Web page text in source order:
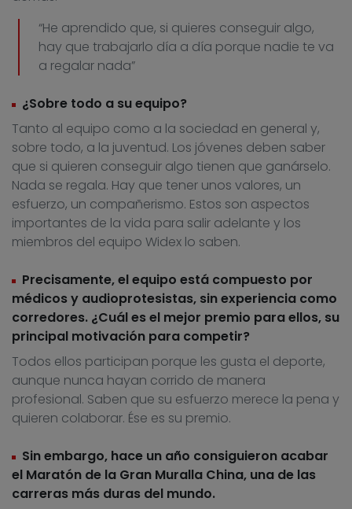
“He aprendido que, si quieres conseguir algo,
hay que trabajarlo día a día porque nadie te va
a regalar nada”
¿Sobre todo a su equipo?
Tanto al equipo como a la sociedad en general y,
sobre todo, a la juventud. Los jóvenes deben saber
que si quieren conseguir algo tienen que ganárselo.
Nada se regala. Hay que tener unos valores, un
esfuerzo, un compañerismo. Estos son aspectos
importantes de la vida para salir adelante y los
miembros del equipo Widex lo saben.
Precisamente, el equipo está compuesto por
médicos y audioprotesistas, sin experiencia como
corredores. ¿Cuál es el mejor premio para ellos, su
principal motivación para competir?
Todos ellos participan porque les gusta el deporte,
aunque nunca hayan corrido de manera
profesional. Saben que su esfuerzo merece la pena y
quieren colaborar. Ése es su premio.
Sin embargo, hace un año consiguieron acabar
el Maratón de la Gran Muralla China, una de las
carreras más duras del mundo.